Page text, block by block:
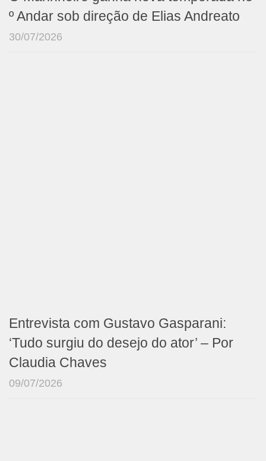
º Andar sob direção de Elias Andreato
30/07/2026
Entrevista com Gustavo Gasparani:
‘Tudo surgiu do desejo do ator’ – Por
Claudia Chaves
09/07/2026